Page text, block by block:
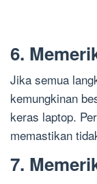
6.
Jika semua
kemungkinan
keras laptop.
memastikan
7.